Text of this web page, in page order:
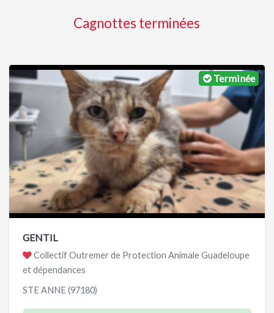
Cagnottes terminées
Terminée
GENTIL
Collectif Outremer de Protection Animale Guadeloupe
et dépendances
STE ANNE (97180)